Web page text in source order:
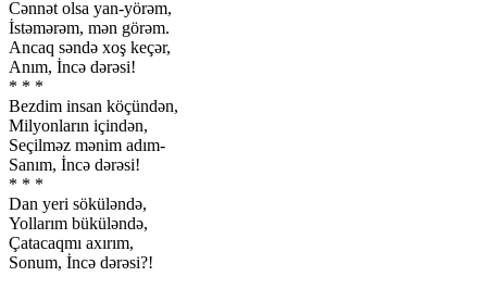
Cənnət olsa yan-yörəm,
İstəmərəm, mən görəm.
Ancaq səndə xoş keçər,
Anım, İncə dərəsi!
* * *
Bezdim insan köçündən,
Milyonların içindən,
Seçilməz mənim adım-
Sanım, İncə dərəsi!
* * *
Dan yeri söküləndə,
Yollarım büküləndə,
Çatacaqmı axırım,
Sonum, İncə dərəsi?!